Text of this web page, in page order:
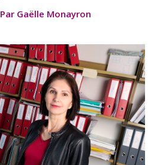
Par Gaëlle Monayron